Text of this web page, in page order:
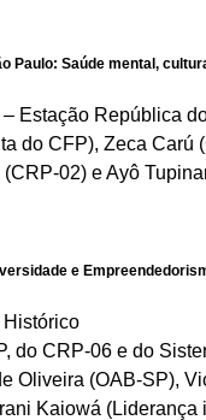
Paulo: Saúde mental,
Estação República
do CFP), Zeca
02) e Ayô
e
Histórico
do CRP-06 e do
Oliveira (OAB-SP),
Kaiowá